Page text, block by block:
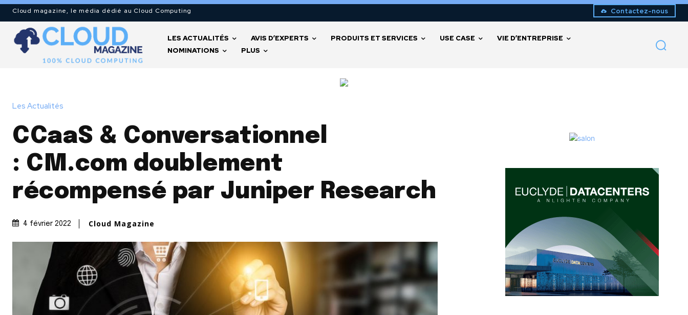
Cloud magazine, le média dédié au Cloud Computing Contactez-nous
LES ACTUALITÉS AVIS D’EXPERTS PRODUITS ET SERVICES USE CASE
VIE D’ENTREPRISE
NOMINATIONS
PLUS
Les Actualités
CCaaS & Conversationnel
: CM.com doublement
récompensé par Juniper Research
4 février 2022 Cloud Magazine